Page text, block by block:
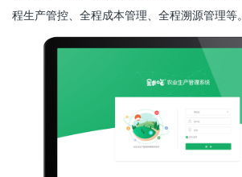
程生产管控、全程成本管理、全程溯源管理等。